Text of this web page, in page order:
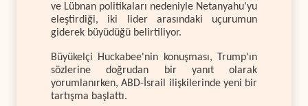
ve Lübnan politikaları nedeniyle Netanyahu'yu
eleştirdiği, iki lider arasındaki uçurumun
giderek büyüdüğü belirtiliyor.
Büyükelçi Huckabee'nin konuşması, Trump'ın
sözlerine doğrudan bir yanıt olarak
yorumlanırken, ABD-İsrail ilişkilerinde yeni bir
tartışma başlattı.